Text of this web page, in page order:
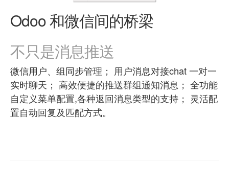
Odoo 和微信间的桥梁
不只是消息推送
微信用户、组同步管理； 用户消息对接chat 一对一
实时聊天； 高效便捷的推送群组通知消息； 全功能
自定义菜单配置,各种返回消息类型的支持； 灵活配
置自动回复及匹配方式。